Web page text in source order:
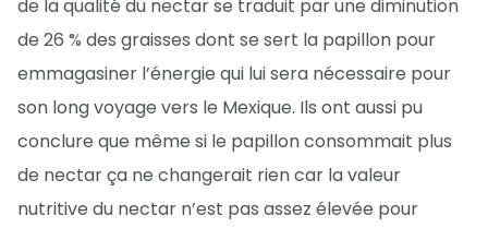
de la qualité du nectar se traduit par une diminution
de 26 % des graisses dont se sert la papillon pour
emmagasiner l’énergie qui lui sera nécessaire pour
son long voyage vers le Mexique. Ils ont aussi pu
conclure que même si le papillon consommait plus
de nectar ça ne changerait rien car la valeur
nutritive du nectar n’est pas assez élevée pour